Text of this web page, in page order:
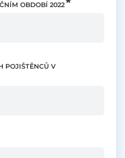
OBDOBÍ 2022
POJIŠTĚNCŮ V